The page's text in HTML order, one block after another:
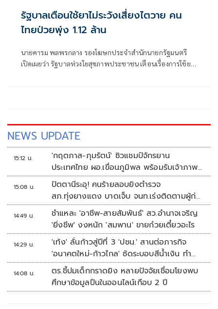
รัฐบาลเตือนใช้ยาไม่ระวังเสี่ยงไตวาย คน
ไทยป่วยพุ่ง 1.12 ล้าน
นายคารม พลพรกลาง รองโฆษกประจำสำนักนายกรัฐมนตรี
เปิดเผยว่า รัฐบาลห่วงใยสุขภาพประชาชน เตือนเรื่องการใช้ยา
NEWS UPDATE
15:12 น.
'กฤตภาส-ภุมรัตน์' ซิวแชมป์จักรยาน
ประเทศไทย ผอ.เขื่อนภูมิพล พร้อมรับเจ้าภาพ
ต่อ ปี 2570
15:08 น.
ปัตตานีระอุ! คนร้ายลอบยิงตำรวจ
สภ.ทุ่งยางแดง บาดเจ็บ จนท.เร่งติดตามผู้ก่อ
เหตุ
14:49 น.
ชำแหละ 'อาชีพ-สายสัมพันธ์' สว.อำนาจเจริญ
'ยิ่งชีพ' งงหนัก 'สมพาน' ขายก๋วยเตี๋ยวอะไร
14:29 น.
'เท้ง' ลั่นก้าวสู่ปีที่ 3 'ปชน.' สานต่อภารกิจ
'อนาคตใหม่-ก้าวไกล' ซัดระบอบสีน้ำเงิน ทำ
หลักนิติรัฐ-นิติธรรมสั่นคลอน
14:08 น.
ตร.ชี้ปมเด็กกราดยิง หลายปัจจัยเชื่อมโยงพบ
ศึกษาข้อมูลปืนในออนไลน์เกือบ 2 ปี